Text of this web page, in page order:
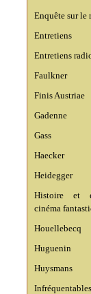
Enquête sur le
Entretiens
Entretiens
Faulkner
Finis Austriae
Gadenne
Gass
Haecker
Heidegger
Histoire et
cinéma
Houellebecq
Huguenin
Huysmans
Infréquentables